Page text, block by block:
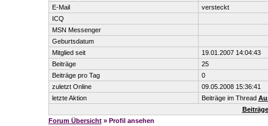
E-Mail
versteckt
ICQ
MSN Messenger
Geburtsdatum
Mitglied seit
19.01.2007 14:04:43
Beiträge
25
Beiträge pro Tag
0
zuletzt Online
09.05.2008 15:36:41
letzte Aktion
Beiträge im Thread
Forum Übersicht» Profil ansehen